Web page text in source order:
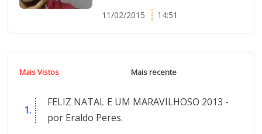
11/02/2015 14:51
Mais Vistos Mais recente
FELIZ NATAL E UM MARAVILHOSO 2013 -
por Eraldo Peres.